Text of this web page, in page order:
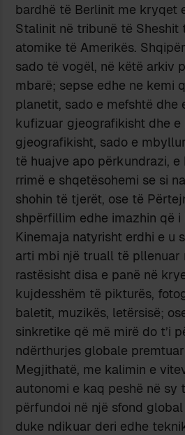
bardhë të Berlinit me kryqet
Stalinit në tribunë të Sheshit
atomike të Amerikës.
sado të vogël, në këtë arkiv
mbarë; sepse edhe ne kemi
planetit, sado e mefshtë dhe
kufizuar gjeografikisht dhe e
gjeografikisht, sado e
të huajve apo përkundrazi, e
rrimë e shqetësohemi se si
shohin të tjerët, ose të
shpërfillim edhe imazhin që
Kinemaja natyrisht erdhi e u
arti mbi një truall të
rastësisht disa e panë në
kujdesshëm të pikturës,
baletit, muzikës, letërsisë;
sinkretike që më mirë do t’i
ndërthurjes globale
Megjithatë, me kalimin e
autonomi e kaq peshë në sy
përfundoi në një sfond
duke ndikuar deri edhe